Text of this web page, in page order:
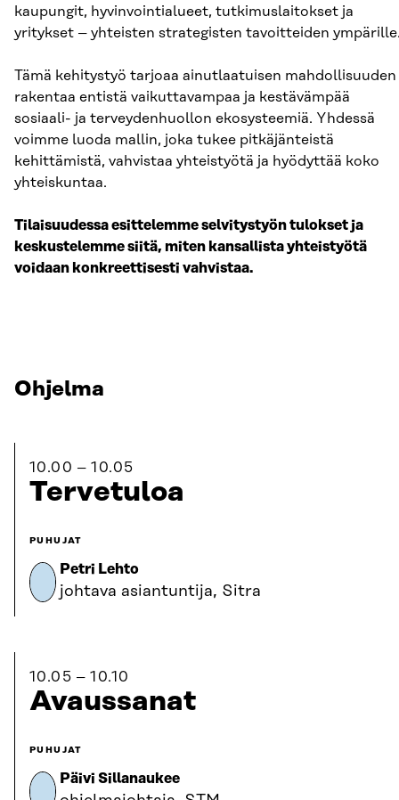
kaupungit, hyvinvointialueet, tutkimuslaitokset ja
yritykset – yhteisten strategisten tavoitteiden
Tämä kehitystyö tarjoaa ainutlaatuisen mahdollisuuden
rakentaa entistä vaikuttavampaa ja kestävämpää
sosiaali- ja terveydenhuollon ekosysteemiä. Yhdessä
voimme luoda mallin, joka tukee pitkäjänteistä
kehittämistä, vahvistaa yhteistyötä ja hyödyttää koko
yhteiskuntaa.
Tilaisuudessa esittelemme selvitystyön tulokset ja
keskustelemme siitä, miten kansallista yhteistyötä
voidaan konkreettisesti vahvistaa.
Ohjelma
10.00 10.05
Tervetuloa
PUHUJAT
Petri Lehto
johtava asiantuntija, Sitra
10.05 10.10
Avaussanat
PUHUJAT
Päivi Sillanaukee